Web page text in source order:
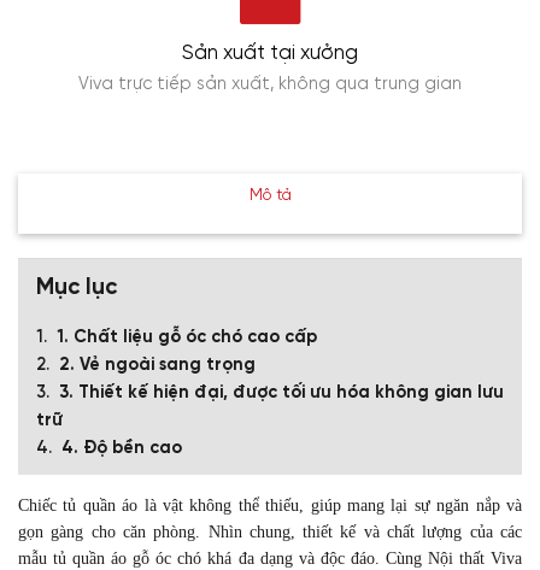
Sản xuất tại xưởng
Viva trực tiếp sản xuất, không qua trung gian
Mô tả
Mục lục
1. Chất liệu gỗ óc chó cao cấp
2. Vẻ ngoài sang trọng
3. Thiết kế hiện đại, được tối ưu hóa không gian lưu
trữ
4. Độ bền cao
Chiếc tủ quần áo là vật không thể thiếu, giúp mang lại sự ngăn nắp và
gọn gàng cho căn phòng. Nhìn chung, thiết kế và chất lượng của các
mẫu tủ quần áo gỗ óc chó khá đa dạng và độc đáo. Cùng Nội thất Viva